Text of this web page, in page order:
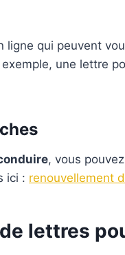
qui peuvent
une lettre
, vous
ici : renouvellement
lettres